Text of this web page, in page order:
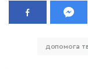
допомога